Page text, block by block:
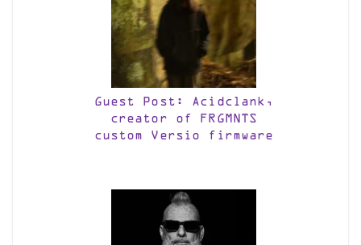
Guest Post: Acidclank,
creator of FRGMNTS
custom Versio firmware